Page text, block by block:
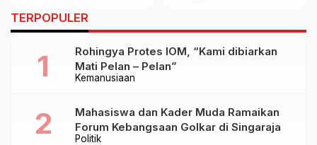
Mekanisme Paripurna
TERPOPULER
Kemanusiaan
Rohingya Protes IOM, “Kami dibiarkan
Mati Pelan – Pelan”
Politik
Mahasiswa dan Kader Muda Ramaikan
Forum Kebangsaan Golkar di Singaraja